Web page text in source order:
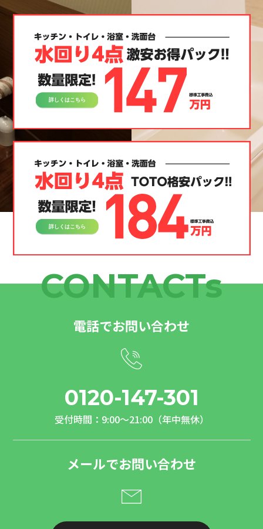
CONTACTs
電話でお問い合わせ
0120-147-301
受付時間：9:00～21:00（年中無休）
メールでお問い合わせ